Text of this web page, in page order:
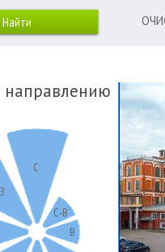
направлению
С
С-В
В